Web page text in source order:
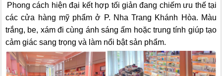
Phong cách hiện đại kết hợp tối giản đang chiếm ưu thế tại
các cửa hàng mỹ phẩm ở P. Nha Trang Khánh Hòa. Màu
trắng, be, xám đi cùng ánh sáng ấm hoặc trung tính giúp tạo
cảm giác sang trọng và làm nổi bật sản phẩm.